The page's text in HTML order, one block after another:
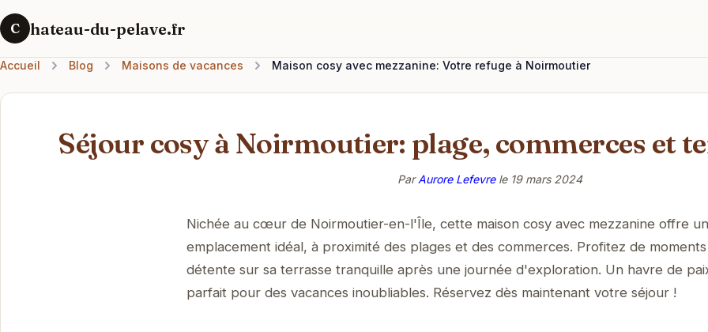
C hateau-du-pelave.fr
Accueil Blog Maisons de vacances Maison cosy avec mezzanine: Votre refuge à Noirmoutier
Séjour cosy à Noirmoutier: plage, commerces et
ParAurore Lefevrele 19 mars 2024
Nichée au cœur de Noirmoutier-en-l'Île, cette maison cosy avec mezzanine offre un
emplacement idéal, à proximité des plages et des commerces. Profitez de
détente sur sa terrasse tranquille après une journée d'exploration. Un havre de
parfait pour des vacances inoubliables. Réservez dès maintenant votre séjour !